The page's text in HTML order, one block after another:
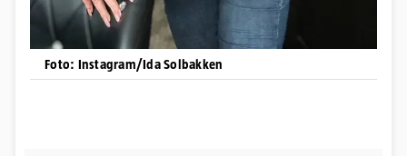
Foto: Instagram/Ida Solbakken